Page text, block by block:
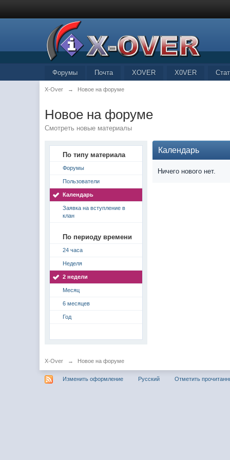
Почта XOVER X0VER
Форумы
X-Over → Новое на форуме
Новое на форуме
Смотреть новые материалы
По типу материала
Форумы
Пользователи
Календарь
Заявка на вступление в
клан
По периоду времени
24 часа
Неделя
2 недели
Месяц
6 месяцев
Год
Календарь
Ничего нового нет.
X-Over → Новое на форуме
Изменить оформление Русский Отметить